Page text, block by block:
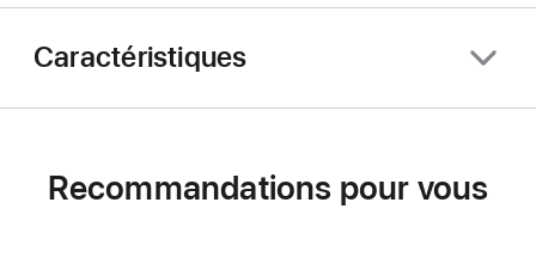
Caractéristiques
Recommandations pour vous